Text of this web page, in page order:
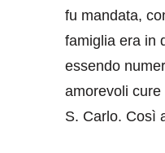
fu mandata,
famiglia era in
essendo
amorevoli
S. Carlo. Così